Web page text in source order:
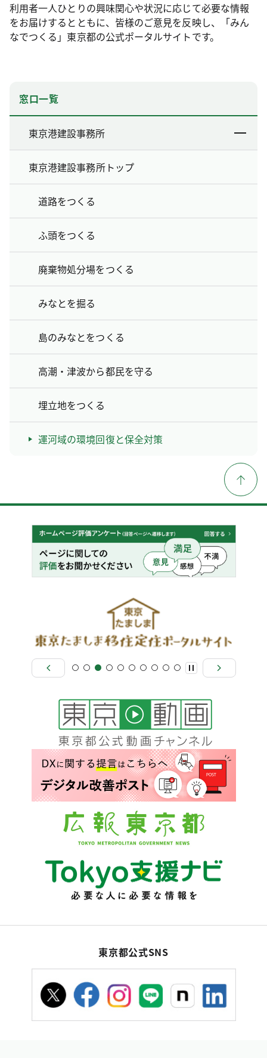
利用者一人ひとりの興味関心や状況に応じて必要な情報
をお届けするとともに、皆様のご意見を反映し、「みん
なでつくる」東京都の公式ポータルサイトです。
窓口一覧
東京港建設事務所
東京港建設事務所トップ
道路をつくる
ふ頭をつくる
廃棄物処分場をつくる
みなとを掘る
島のみなとをつくる
高潮・津波から都民を守る
埋立地をつくる
運河域の環境回復と保全対策
東京都公式SNS